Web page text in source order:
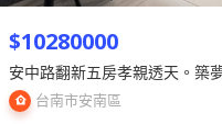
$10280000
安中路翻新五房孝親透天。築
台南市安南區